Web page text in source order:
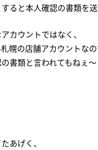
ると本人確認の書類を
カウントではなく、
幌の店舗アカウントなの
書類と言われてもねぇ～
あげく、